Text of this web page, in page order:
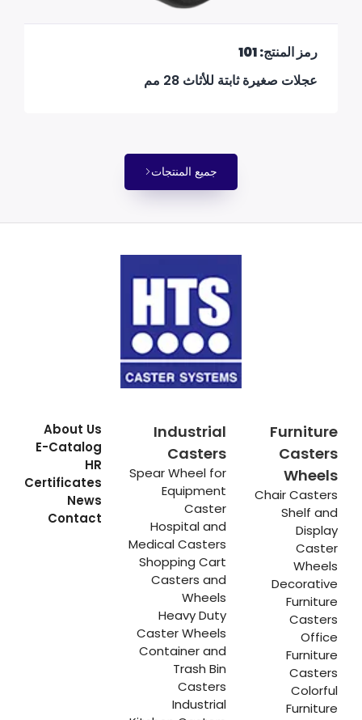
رمز المنتج: 101
عجلات صغيرة ثابتة للأثاث 28 مم
جميع المنتجات
Furniture
Casters
Wheels
Chair Casters
Shelf and
Display
Caster
Wheels
Decorative
Furniture
Casters
Office
Furniture
Casters
Colorful
Furniture
Industrial
Casters
Spear Wheel for
Equipment
Caster
Hospital and
Medical Casters
Shopping Cart
Casters and
Wheels
Heavy Duty
Caster Wheels
Container and
Trash Bin
Casters
Industrial
About Us
E-Catalog
HR
Certificates
News
Contact